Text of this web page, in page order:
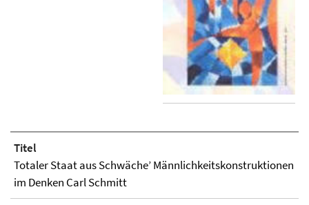
Titel
Totaler Staat aus Schwäche’ Männlichkeitskonstruktionen
im Denken Carl Schmitt